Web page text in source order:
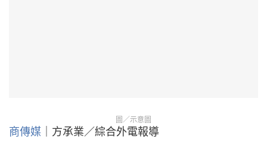
圖／示意圖
商傳媒 ｜方承業／綜合外電報導